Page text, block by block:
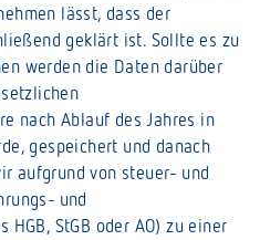
lässt, dass der
geklärt ist. Sollte es zu
werden die Daten darüber
nach Ablauf des Jahres in
gespeichert und danach
aufgrund von steuer- und
und
StGB oder AO) zu einer